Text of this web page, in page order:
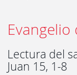
Evangelio
Lectura del
Juan 15, 1-8